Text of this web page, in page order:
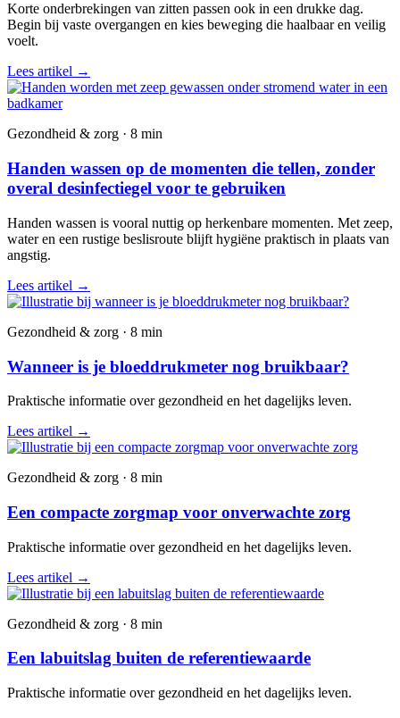
Korte onderbrekingen van zitten passen ook in een drukke dag.
Begin bij vaste overgangen en kies beweging die haalbaar en veilig
voelt.
Lees artikel →
Gezondheid & zorg · 8 min
Handen wassen op de momenten die tellen, zonder
overal desinfectiegel voor te gebruiken
Handen wassen is vooral nuttig op herkenbare momenten. Met zeep,
water en een rustige beslisroute blijft hygiëne praktisch in plaats van
angstig.
Lees artikel →
Gezondheid & zorg · 8 min
Wanneer is je bloeddrukmeter nog bruikbaar?
Praktische informatie over gezondheid en het dagelijks leven.
Lees artikel →
Gezondheid & zorg · 8 min
Een compacte zorgmap voor onverwachte zorg
Praktische informatie over gezondheid en het dagelijks leven.
Lees artikel →
Gezondheid & zorg · 8 min
Een labuitslag buiten de referentiewaarde
Praktische informatie over gezondheid en het dagelijks leven.